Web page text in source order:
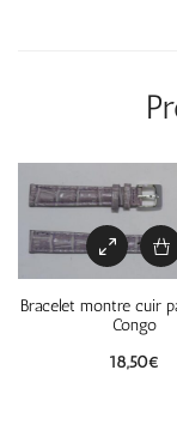
Bracelet montre cuir
Congo
18,50€